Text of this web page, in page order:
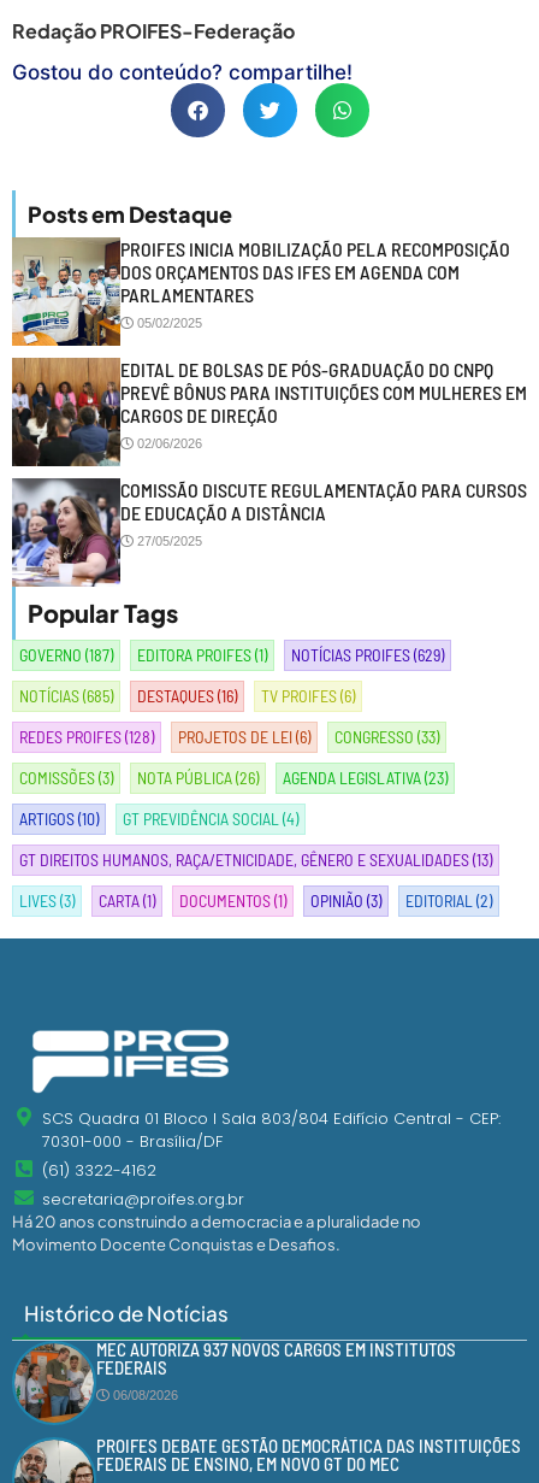
Redação PROIFES-Federação
Gostou do conteúdo? compartilhe!
Posts em Destaque
PROIFES INICIA MOBILIZAÇÃO PELA RECOMPOSIÇÃO
DOS ORÇAMENTOS DAS IFES EM AGENDA COM
PARLAMENTARES
05/02/2025
EDITAL DE BOLSAS DE PÓS-GRADUAÇÃO DO CNPQ
PREVÊ BÔNUS PARA INSTITUIÇÕES COM MULHERES EM
CARGOS DE DIREÇÃO
02/06/2026
COMISSÃO DISCUTE REGULAMENTAÇÃO PARA CURSOS
DE EDUCAÇÃO A DISTÂNCIA
27/05/2025
Popular Tags
GOVERNO (187) EDITORA PROIFES(1) NOTÍCIAS PROIFES(629)
NOTÍCIAS(685) DESTAQUES(16) TV PROIFES(6)
REDES PROIFES(128) PROJETOS DE LEI(6) CONGRESSO (33)
COMISSÕES(3) NOTA PÚBLICA(26) AGENDA LEGISLATIVA(23)
ARTIGOS(10) GT PREVIDÊNCIA SOCIAL (4)
GT DIREITOS HUMANOS, RAÇA/ETNICIDADE, GÊNERO E SEXUALIDADES(13)
LIVES(3) CARTA(1) DOCUMENTOS(1) OPINIÃO (3) EDITORIAL (2)
SCS Quadra 01 Bloco I Sala 803/804 Edifício Central - CEP:
70301-000 - Brasília/DF
(61) 3322-4162
secretaria@proifes.org.br
Há 20 anos construindo a democracia e a pluralidade no
Movimento Docente Conquistas e Desafios.
Histórico de Notícias
MEC AUTORIZA 937 NOVOS CARGOS EM INSTITUTOS
FEDERAIS
06/08/2026
PROIFES DEBATE GESTÃO DEMOCRÁTICA DAS INSTITUIÇÕES
FEDERAIS DE ENSINO, EM NOVO GT DO MEC